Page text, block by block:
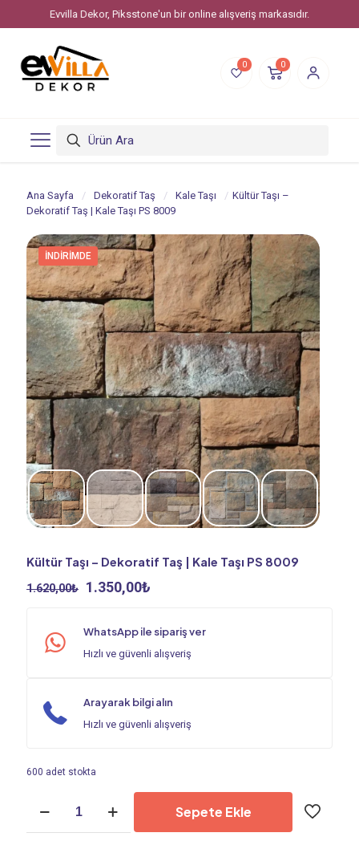
Evvilla Dekor, Piksstone'un bir online alışveriş markasıdır.
0 0
Ana Sayfa / Dekoratif Taş / Kale Taşı / Kültür Taşı –
Dekoratif Taş | Kale Taşı PS 8009
İNDIRIMDE
Kültür Taşı – Dekoratif Taş | Kale Taşı PS 8009
1.620,00₺ Orijinal
1.350,00₺
1.350,00₺.
WhatsApp ile sipariş ver
Hızlı ve güvenli alışveriş
Arayarak bilgi alın
Hızlı ve güvenli alışveriş
600 adet stokta
Taşı
Sepete Ekle